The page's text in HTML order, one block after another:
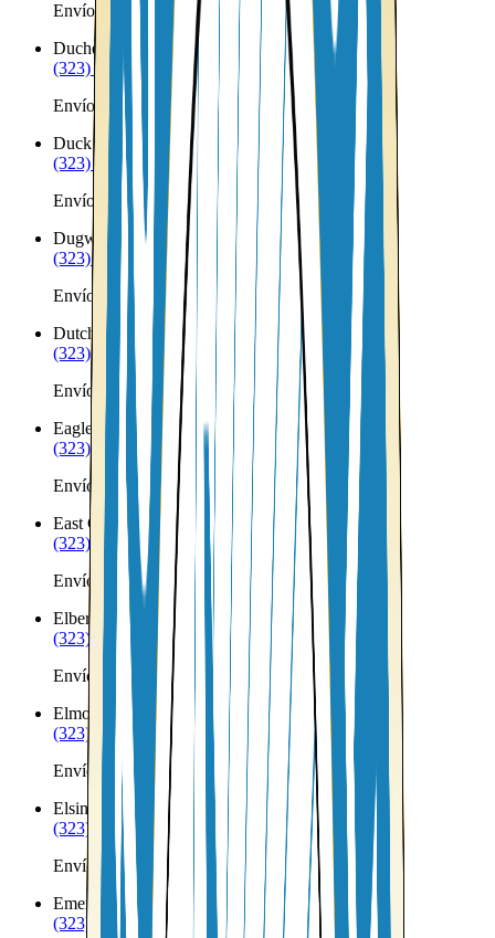
Envíos a Nicaragua desde Draper
Duchesne
(323) 953-8100
Envíos a Nicaragua desde Duchesne
Duck Creek VillageUT
(323) 953-8100
Envíos a Nicaragua desde Duck Creek Village
Dugway
(323) 953-8100
Envíos a Nicaragua desde Dugway
Dutch John
UT
(323) 953-8100
Envíos a Nicaragua desde Dutch John
Eagle Mountain UT
(323) 953-8100
Envíos a Nicaragua desde Eagle Mountain
East CarbonUT
(323) 953-8100
Envíos a Nicaragua desde East Carbon
Elberta UT
(323) 953-8100
Envíos a Nicaragua desde Elberta
Elmo
(323) 953-8100
Envíos a Nicaragua desde Elmo
Elsinore
UT
(323) 953-8100
Envíos a Nicaragua desde Elsinore
Emery
UT
(323) 953-8100